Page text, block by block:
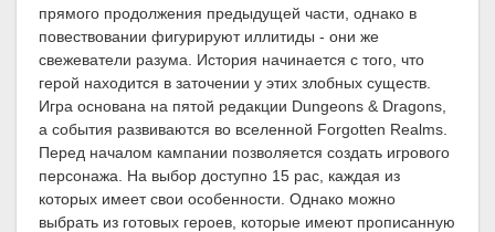
прямого продолжения предыдущей части, однако в
повествовании фигурируют иллитиды - они же
свежеватели разума. История начинается с того, что
герой находится в заточении у этих злобных существ.
Игра основана на пятой редакции Dungeons & Dragons,
а события развиваются во вселенной Forgotten Realms.
Перед началом кампании позволяется создать игрового
персонажа. На выбор доступно 15 рас, каждая из
которых имеет свои особенности. Однако можно
выбрать из готовых героев, которые имеют прописанную